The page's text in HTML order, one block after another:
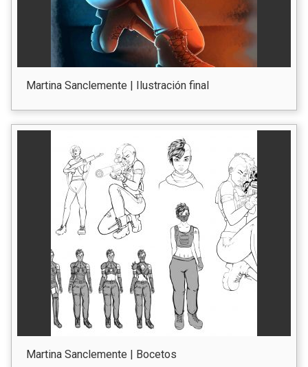
Martina Sanclemente | Ilustración final
Martina Sanclemente | Bocetos